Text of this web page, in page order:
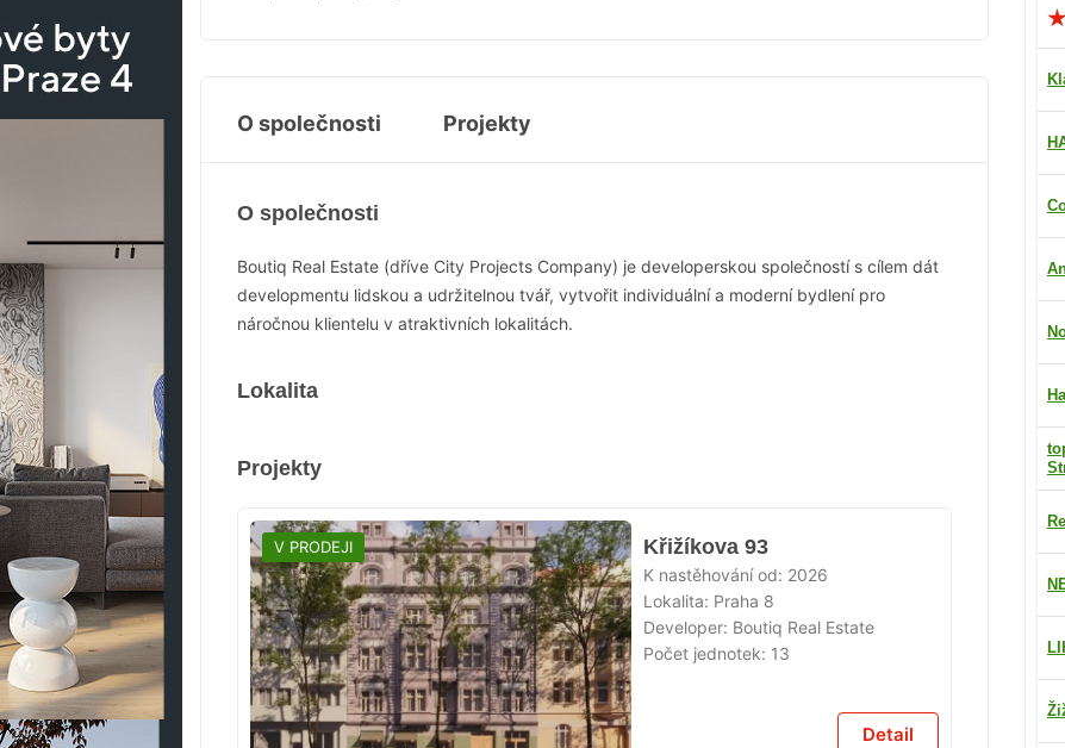
O společnosti Projekty
O společnosti
Boutiq Real Estate (dříve City Projects Company) je developerskou společností s cílem dát
developmentu lidskou a udržitelnou tvář, vytvořit individuální a moderní bydlení pro
náročnou klientelu v atraktivních lokalitách.
Lokalita
Projekty
V PRODEJI Křižíkova 93
K nastěhování od: 2026
Lokalita: Praha 8
Developer: Boutiq Real Estate
Počet jednotek: 13
Detail